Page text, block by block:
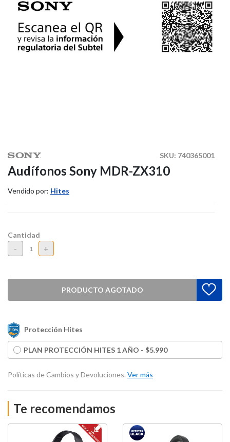
SKU: 740365001
Audífonos Sony MDR-ZX310
Vendido por: Hites
Cantidad
- +
PRODUCTO AGOTADO
Protección Hites
PLAN PROTECCIÓN HITES 1 AÑO - $5.990
Políticas de Cambios y Devoluciones. Ver más
Te recomendamos